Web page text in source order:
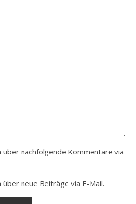
über nachfolgende Kommentare via
über neue Beiträge via E-Mail.